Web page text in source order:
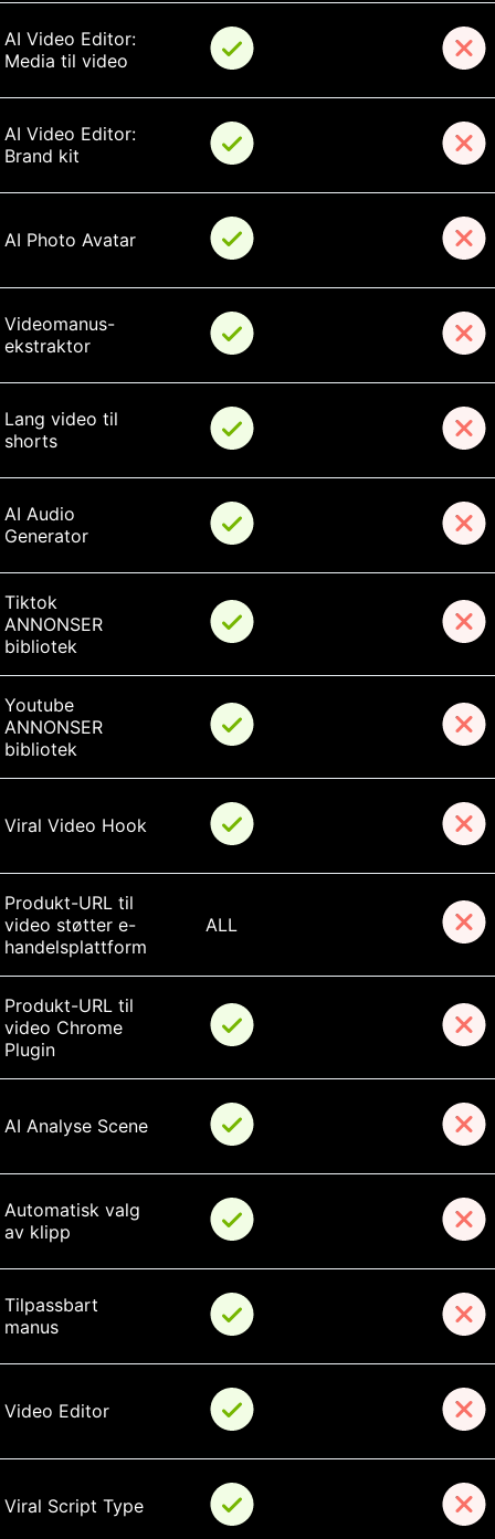
AI Video Editor:
Media til video
AI Video Editor:
Brand kit
AI Photo Avatar
Videomanus-
ekstraktor
Lang video til
shorts
AI Audio
Generator
Tiktok
ANNONSER
bibliotek
Youtube
ANNONSER
bibliotek
Viral Video Hook
Produkt-URL til
video støtter e-
handelsplattform
ALL
Produkt-URL til
video Chrome
Plugin
AI Analyse Scene
Automatisk valg
av klipp
Tilpassbart
manus
Video Editor
Viral Script Type